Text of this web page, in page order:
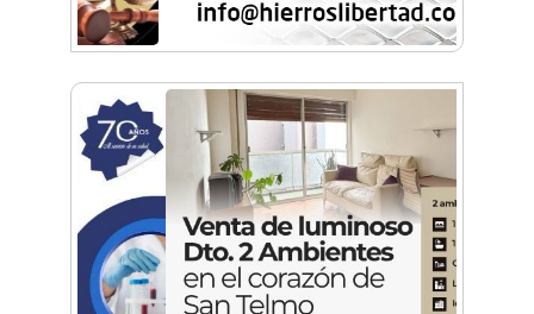
Una organización en expansión: Pamela
Álvarez y su enfoque integral en seguros
La mejor berenjena en escabeche está en la
Zona Oeste
Viva Fest llenó la plaza San Martín de Haedo
con música, feria y familias